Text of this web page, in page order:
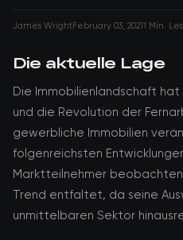
James WrightFebruary 03, 20211 Min.
Die aktuelle Lage
Die Immobilienlandschaft
und die Revolution der
gewerbliche Immobilien
folgenreichsten
Marktteilnehmer
Trend entfaltet, da seine
unmittelbaren Sektor